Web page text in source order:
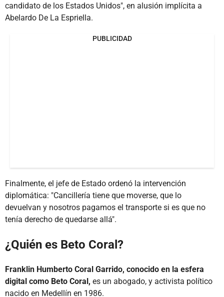
candidato de los Estados Unidos", en alusión implícita a
Abelardo De La Espriella.
PUBLICIDAD
Finalmente, el jefe de Estado ordenó la intervención
diplomática: "Cancillería tiene que moverse, que lo
devuelvan y nosotros pagamos el transporte si es que no
tenía derecho de quedarse allá".
¿Quién es Beto Coral?
Franklin Humberto Coral Garrido, conocido en la esfera
digital como Beto Coral, es un abogado, y activista político
nacido en Medellín en 1986.